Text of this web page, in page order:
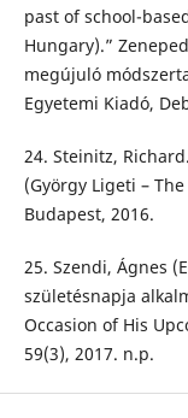
past of school-
Hungary).”
megújuló
Egyetemi Kiadó,
24. Steinitz,
(György Ligeti –
Budapest, 2016.
25. Szendi, Ágnes
születésnapja
Occasion of His
59(3), 2017. n.p.